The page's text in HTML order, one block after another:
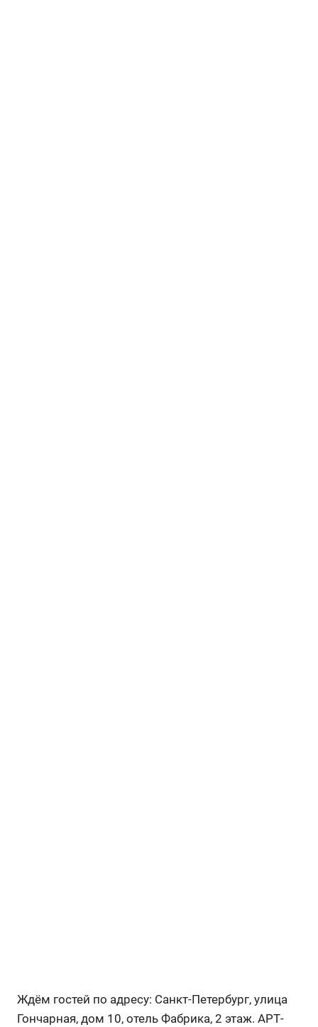
Ждём гостей по адресу: Санкт-Петербург, улица
Гончарная, дом 10, отель Фабрика, 2 этаж. АРТ-